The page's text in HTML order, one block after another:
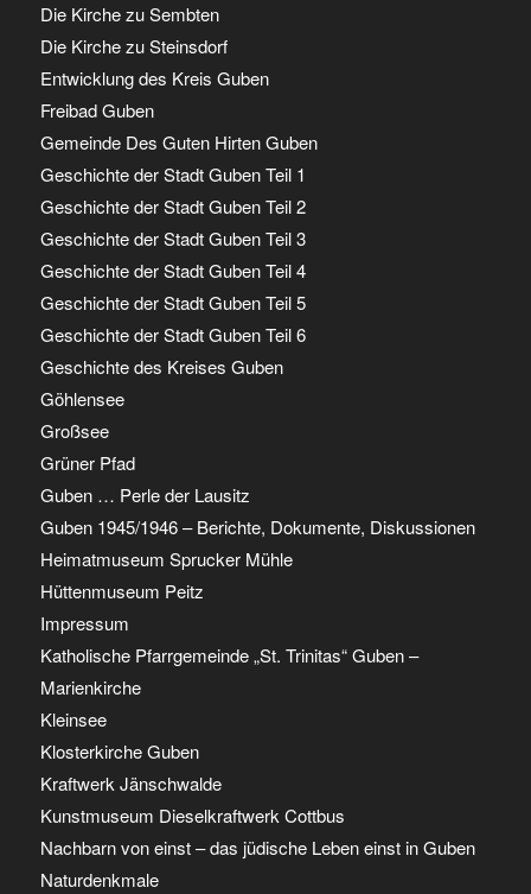
Die Kirche zu Sembten
Die Kirche zu Steinsdorf
Entwicklung des Kreis Guben
Freibad Guben
Gemeinde Des Guten Hirten Guben
Geschichte der Stadt Guben Teil 1
Geschichte der Stadt Guben Teil 2
Geschichte der Stadt Guben Teil 3
Geschichte der Stadt Guben Teil 4
Geschichte der Stadt Guben Teil 5
Geschichte der Stadt Guben Teil 6
Geschichte des Kreises Guben
Göhlensee
Großsee
Grüner Pfad
Guben … Perle der Lausitz
Guben 1945/1946 – Berichte, Dokumente, Diskussionen
Heimatmuseum Sprucker Mühle
Hüttenmuseum Peitz
Impressum
Katholische Pfarrgemeinde „St. Trinitas“ Guben –
Marienkirche
Kleinsee
Klosterkirche Guben
Kraftwerk Jänschwalde
Kunstmuseum Dieselkraftwerk Cottbus
Nachbarn von einst – das jüdische Leben einst in Guben
Naturdenkmale